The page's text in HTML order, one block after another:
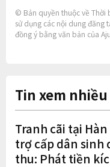
© Bản quyền thuộc về Thời
sử dụng các nội dung đăng
đồng ý bằng văn bản của
Tin xem nhiều
Tranh cãi tại Hàn
trợ cấp dân sinh
thu: Phát tiền